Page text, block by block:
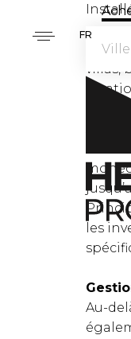
FR
Ville
une
villas,
les
Au-